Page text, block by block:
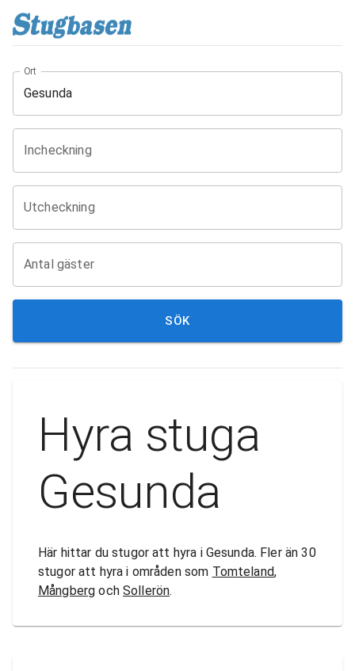
Ort
Incheckning
Utcheckning
Antal gäster
SÖK
Hyra stuga
Gesunda
Här hittar du stugor att hyra i Gesunda. Fler än 30
stugor att hyra i områden som Tomteland,
Mångberg och Sollerön.